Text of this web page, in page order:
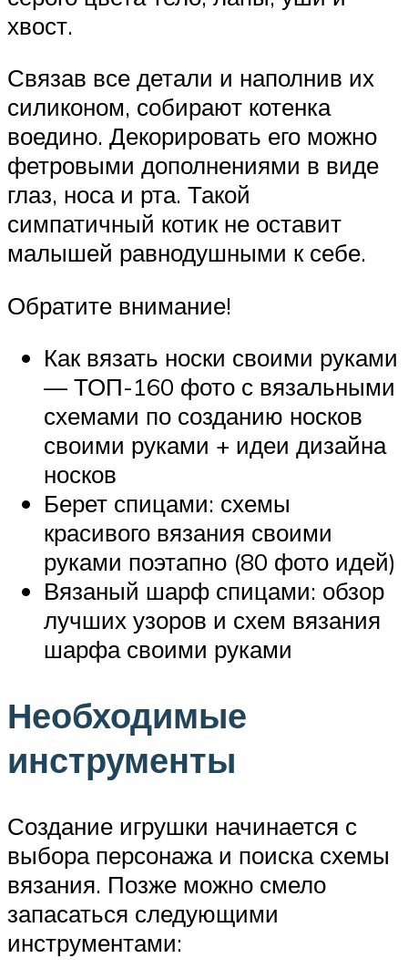
хвост.
Связав все детали и наполнив их
силиконом, собирают котенка
воедино. Декорировать его можно
фетровыми дополнениями в виде
глаз, носа и рта. Такой
симпатичный котик не оставит
малышей равнодушными к себе.
Обратите внимание!
Как вязать носки своими руками
— ТОП-160 фото с вязальными
схемами по созданию носков
своими руками + идеи дизайна
носков
Берет спицами: схемы
красивого вязания своими
руками поэтапно (80 фото идей)
Вязаный шарф спицами: обзор
лучших узоров и схем вязания
шарфа своими руками
Необходимые
инструменты
Создание игрушки начинается с
выбора персонажа и поиска схемы
вязания. Позже можно смело
запасаться следующими
инструментами: